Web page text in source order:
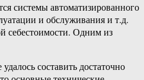
системы автоматизированного
и обслуживания и т.д.
себестоимости. Одним из
составить достаточно